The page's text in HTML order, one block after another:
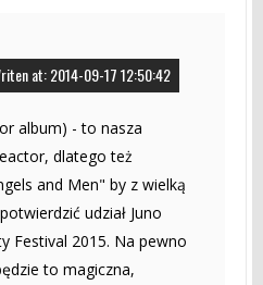
at: 2014-09-17 12:50:42
album) - to nasza
dlatego też
and Men" by z wielką
udział Juno
Festival 2015. Na pewno
to magiczna,